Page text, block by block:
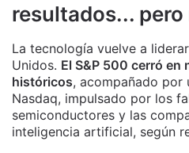
resultados...
La tecnología vuelve a
Unidos. El S&P 500 cerró en
históricos, acompañado por
Nasdaq, impulsado por los
semiconductores y las
inteligencia artificial, según